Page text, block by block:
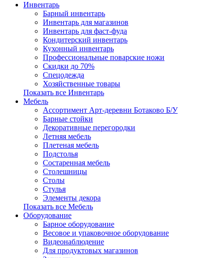
Инвентарь
Барный инвентарь
Инвентарь для магазинов
Инвентарь для фаст-фуда
Кондитерский инвентарь
Кухонный инвентарь
Профессиональные поварские ножи
Скидки до 70%
Спецодежда
Хозяйственные товары
Показать все Инвентарь
Мебель
Ассортимент Арт-деревни Ботаково Б/У
Барные стойки
Декоративные перегородки
Летняя мебель
Плетеная мебель
Подстолья
Состаренная мебель
Столешницы
Столы
Стулья
Элементы декора
Показать все Мебель
Оборудование
Барное оборудование
Весовое и упаковочное оборудование
Видеонаблюдение
Для продуктовых магазинов